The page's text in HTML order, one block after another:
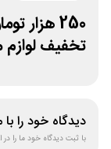
250 هزار
تخفیف لوازم
دیدگاه خود را با
با ثبت دیدگاه خود ما را در